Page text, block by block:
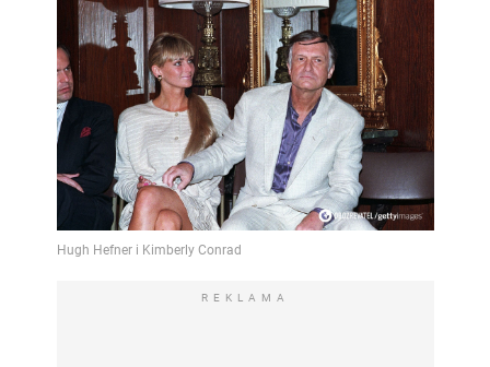
REKLAMA